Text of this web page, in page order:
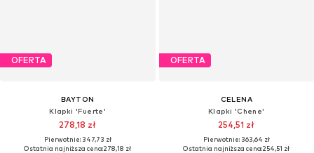
OFERTA
BAYTON
Klapki 'Fuerte'
278,18 zł
Pierwotnie: 347,73 zł
Ostatnia najniższa cena:278,18 zł
OFERTA
CELENA
Klapki 'Chene'
254,51 zł
Pierwotnie: 363,64 zł
Ostatnia najniższa cena:254,51 zł